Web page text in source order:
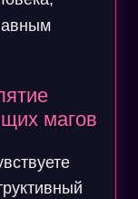
магов